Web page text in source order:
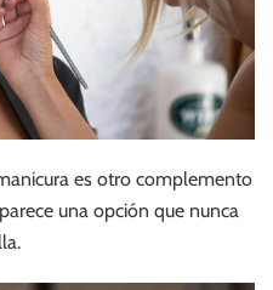
es otro complemento
una opción que nunca